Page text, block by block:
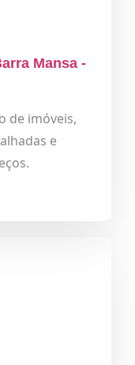
Mansa -
de imóveis,
e